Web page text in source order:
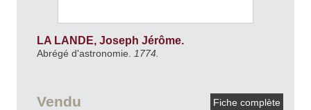
LA LANDE, Joseph Jérôme.
Abrégé d'astronomie. 1774.
Vendu Fiche complète